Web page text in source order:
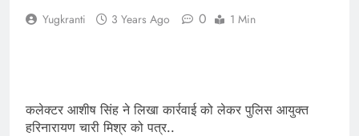
Yugkranti 3 Years Ago 0 1 Min
कलेक्टर आशीष सिंह ने लिखा कार्रवाई को लेकर पुलिस आयुक्त
हरिनारायण चारी मिश्र को पत्र..